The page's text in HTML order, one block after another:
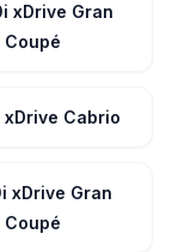
xDrive Gran
Coupé
Cabrio
xDrive Gran
Coupé